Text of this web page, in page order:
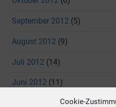
Cookie-
September 2012 (5)
August 2012 (9)
Juli 2012 (14)
Juni 2012 (11)